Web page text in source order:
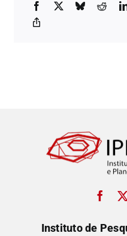
Instituto de